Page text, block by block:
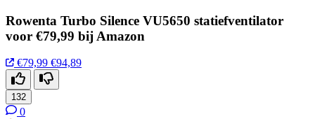
Rowenta Turbo Silence VU5650 statiefventilator
voor €79,99 bij Amazon
€79,99 €94,89
132
0